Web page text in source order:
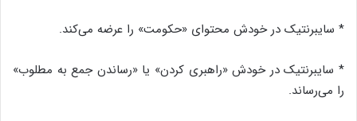
* سایبرنتیک در خودش محتوای «حکومت» را عرضه می‌کند.
* سایبرنتیک در خودش «راهبری کردن» یا «رساندن جمع به مطلوب»
را می‌رساند.